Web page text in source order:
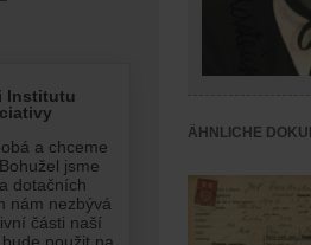
ÄHNLICHE